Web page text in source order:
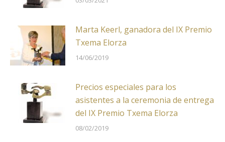
Marta Keerl, ganadora del IX Premio
Txema Elorza
14/06/2019
Precios especiales para los
asistentes a la ceremonia de entrega
del IX Premio Txema Elorza
08/02/2019